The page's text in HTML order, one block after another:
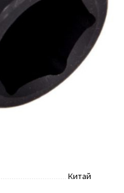
Китай